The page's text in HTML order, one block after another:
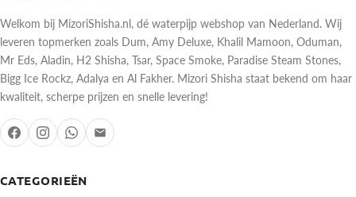
CATEGORIEËN
Welkom bij MizoriShisha.nl, dé waterpijp webshop van Nederland. Wij
leveren topmerken zoals Dum, Amy Deluxe, Khalil Mamoon, Oduman,
Mr Eds, Aladin, H2 Shisha, Tsar, Space Smoke, Paradise Steam Stones,
Bigg Ice Rockz, Adalya en Al Fakher. Mizori Shisha staat bekend om haar
kwaliteit, scherpe prijzen en snelle levering!